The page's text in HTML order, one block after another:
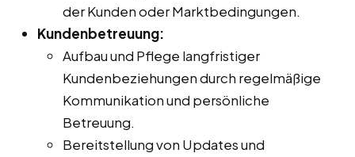
der Kunden oder Marktbedingungen.
Kundenbetreuung:
Aufbau und Pflege langfristiger
Kundenbeziehungen durch regelmäßige
Kommunikation und persönliche
Betreuung.
Bereitstellung von Updates und